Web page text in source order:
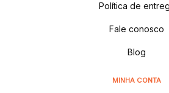
Política de
Fale conosco
Blog
MINHA CONTA